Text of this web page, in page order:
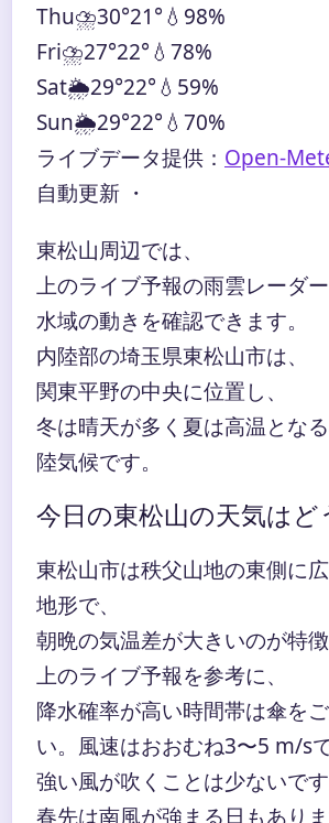
Thu⛈️30°21°💧98%
Fri⛈️27°22°💧78%
Sat🌦️29°22°💧59%
Sun🌦️29°22°💧70%
ライブデータ提供： Open-
自動更新 ・
東松山周辺では、
上のライブ予報の雨雲レーダ
水域の動きを確認できます。
内陸部の埼玉県東松山市は、
関東平野の中央に位置し、
冬は晴天が多く夏は高温とな
陸気候です。
今日の東松山の天気はど
東松山市は秩父山地の東側に
地形で、
朝晩の気温差が大きいのが特徴
上のライブ予報を参考に、
降水確率が高い時間帯は傘を
い。風速はおおむね3〜5 m/sで
強い風が吹くことは少ないです
春先は南風が強まる日もありま